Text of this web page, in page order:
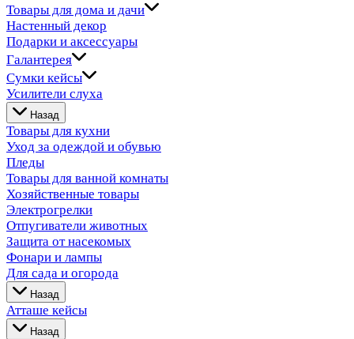
Товары для дома и дачи
Настенный декор
Подарки и аксессуары
Галантерея
Сумки кейсы
Усилители слуха
Назад
Товары для кухни
Уход за одеждой и обувью
Пледы
Товары для ванной комнаты
Хозяйственные товары
Электрогрелки
Отпугиватели животных
Защита от насекомых
Фонари и лампы
Для сада и огорода
Назад
Атташе кейсы
Назад